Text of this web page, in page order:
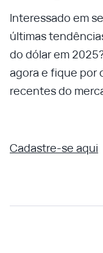
Interessado em
últimas
do dólar em
agora e fique por
recentes do
Cadastre-se aqui